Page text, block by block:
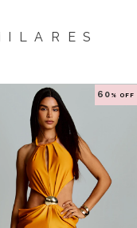
60 % OFF